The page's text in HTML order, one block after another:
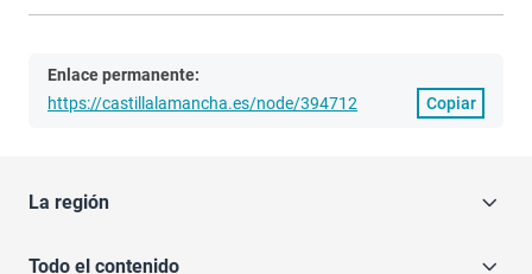
Enlace permanente:
https://castillalamancha.es/node/394712
Copiar
La región
Todo el contenido